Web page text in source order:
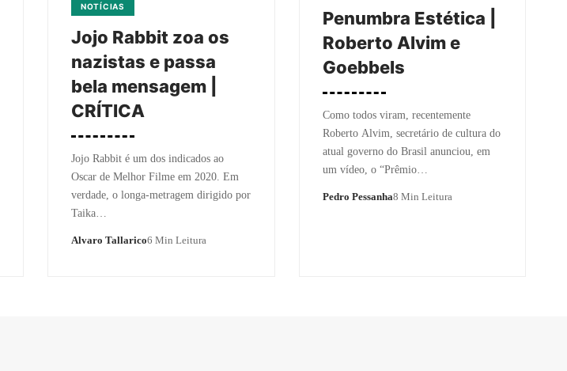
NOTÍCIAS
Jojo Rabbit zoa os
nazistas e passa
bela mensagem |
CRÍTICA
Jojo Rabbit é um dos indicados ao
Oscar de Melhor Filme em 2020. Em
verdade, o longa-metragem dirigido por
Taika…
Alvaro Tallarico6 Min Leitura
Penumbra Estética |
Roberto Alvim e
Goebbels
Como todos viram, recentemente
Roberto Alvim, secretário de cultura do
atual governo do Brasil anunciou, em
um vídeo, o “Prêmio…
Pedro Pessanha8 Min Leitura